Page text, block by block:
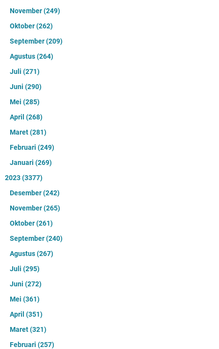
November(249)
Oktober(262)
September(209)
Agustus(264)
Juli (271)
Juni (290)
Mei (285)
April (268)
Maret(281)
Februari (249)
Januari (269)
2023(3377)
Desember(242)
November(265)
Oktober(261)
September(240)
Agustus(267)
Juli (295)
Juni (272)
Mei (361)
April (351)
Maret(321)
Februari (257)